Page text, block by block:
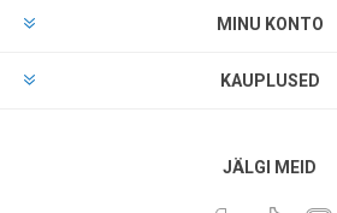
MINU KONTO
KAUPLUSED
JÄLGI MEID